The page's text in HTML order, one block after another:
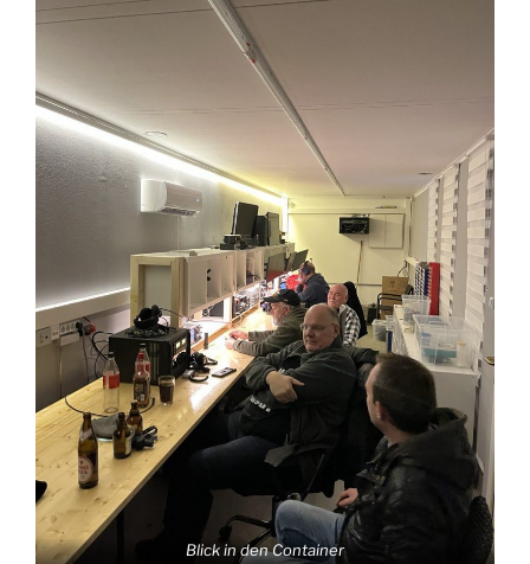
Blick in den Container